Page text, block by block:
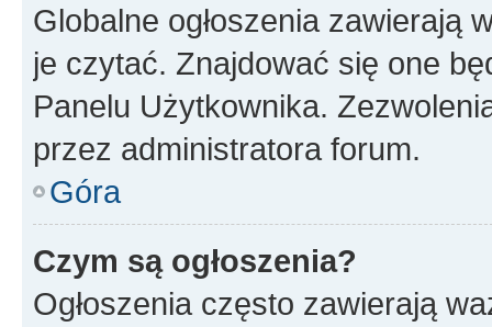
Globalne ogłoszenia zawierają
je czytać. Znajdować się one
Panelu Użytkownika.
przez administratora forum.
Góra
Czym są ogłoszenia?
Ogłoszenia często zawierają